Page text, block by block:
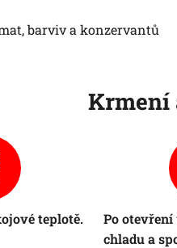
barviv a konzervantů
Krmení
teplotě.
Po
chladu a